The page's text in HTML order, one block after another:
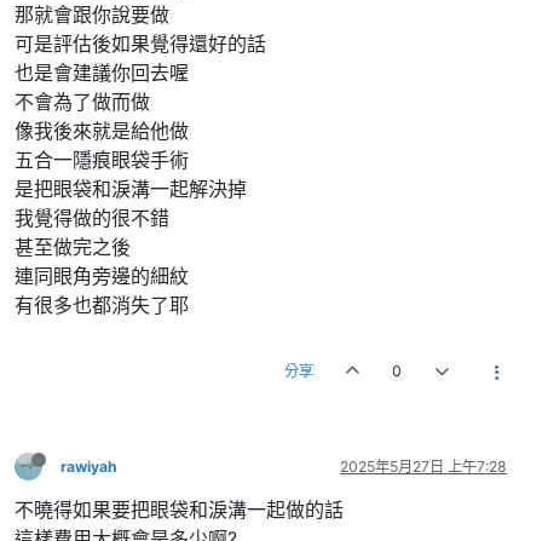
那就會跟你說要做
可是評估後如果覺得還好的話
也是會建議你回去喔
不會為了做而做
像我後來就是給他做
五合一隱痕眼袋手術
是把眼袋和淚溝一起解決掉
我覺得做的很不錯
甚至做完之後
連同眼角旁邊的細紋
有很多也都消失了耶
分享 0
rawiyah 2025年5月27日 上午7:28
不曉得如果要把眼袋和淚溝一起做的話